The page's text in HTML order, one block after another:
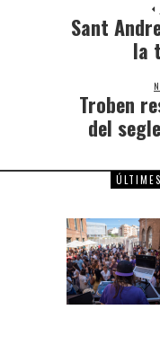
Sant
la
Troben
del